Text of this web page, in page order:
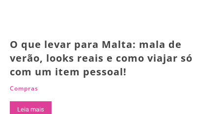
O que levar para Malta: mala de
verão, looks reais e como viajar só
com um item pessoal!
Compras
Leia mais